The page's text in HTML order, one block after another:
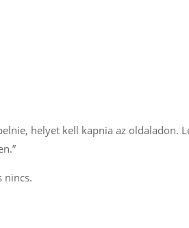
helyet kell kapnia az oldaladon.
nincs.